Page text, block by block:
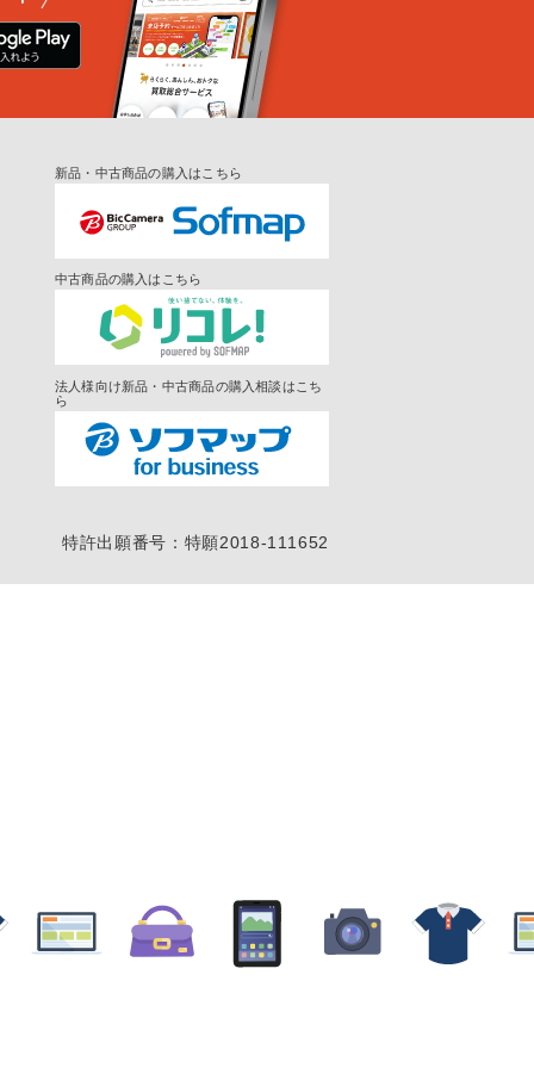
新品・中古商品の購入はこちら
中古商品の購入はこちら
法人様向け新品・中古商品の購入相談はこち
ら
特許出願番号：特願2018-111652